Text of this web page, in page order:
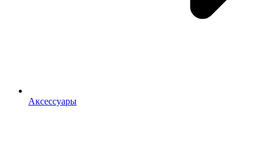
Аксессуары